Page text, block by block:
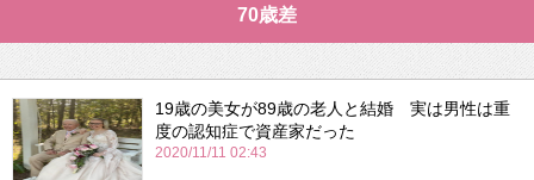
70歳差
19歳の美女が89歳の老人と結婚 実は男性は重
度の認知症で資産家だった
2020/11/11 02:43